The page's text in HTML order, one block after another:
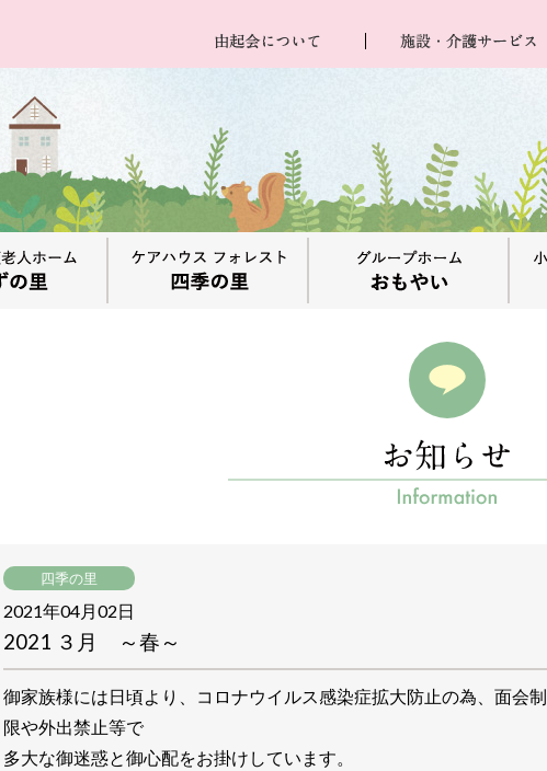
四季の里
2021年04月02日
2021 ３月 ～春～
御家族様には日頃より、コロナウイルス感染症拡大防止の為、面会制
限や外出禁止等で
多大な御迷惑と御心配をお掛けしています。